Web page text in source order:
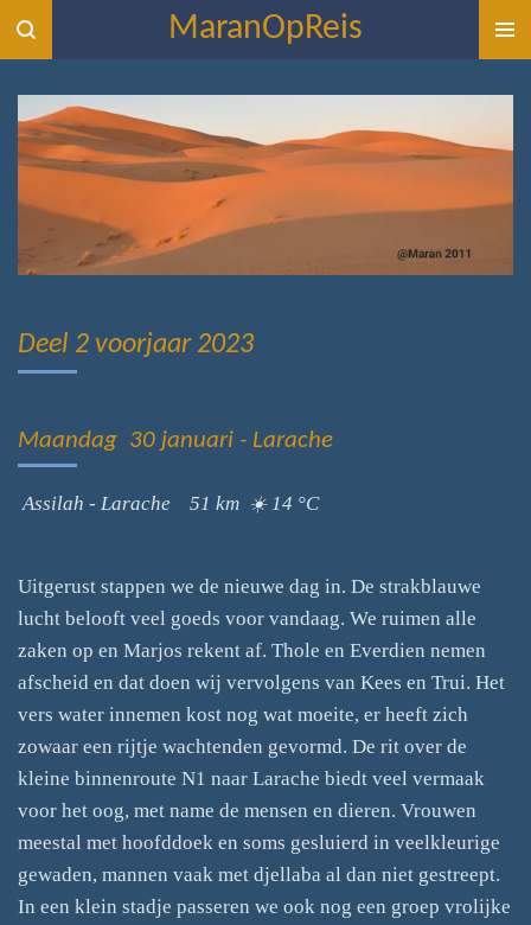
Ga
direct
naar
de
hoofdinhoud
MaranOpReis
Deel 2 voorjaar 2023
Maandag 30 januari - Larache
Assilah - Larache 51 km ☀️ 14 °C
Uitgerust stappen we de nieuwe dag in. De strakblauwe
lucht belooft veel goeds voor vandaag. We ruimen alle
zaken op en Marjos rekent af. Thole en Everdien nemen
afscheid en dat doen wij vervolgens van Kees en Trui. Het
vers water innemen kost nog wat moeite, er heeft zich
zowaar een rijtje wachtenden gevormd. De rit over de
kleine binnenroute N1 naar Larache biedt veel vermaak
voor het oog, met name de mensen en dieren. Vrouwen
meestal met hoofddoek en soms gesluierd in veelkleurige
gewaden, mannen vaak met djellaba al dan niet gestreept.
In een klein stadje passeren we ook nog een groep vrolijke